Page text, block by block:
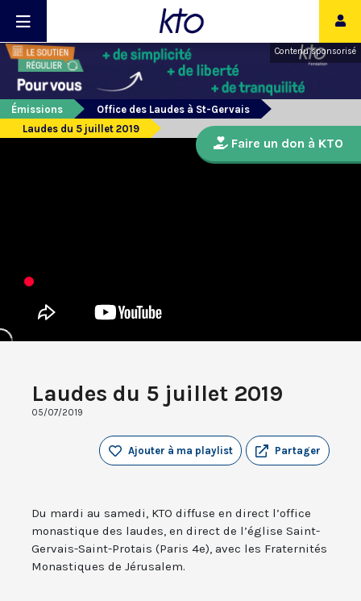
Contenu sponsorisé
Émissions
Office des Laudes à St-Gervais
Laudes du 5 juillet 2019
Laudes du 5 juillet 2019
05/07/2019
Partager
Ajouter à ma playlist
Du mardi au samedi, KTO diffuse en direct l’office
monastique des laudes, en direct de l’église Saint-
Gervais-Saint-Protais (Paris 4e), avec les Fraternités
Monastiques de Jérusalem.
Faire un don à KTO